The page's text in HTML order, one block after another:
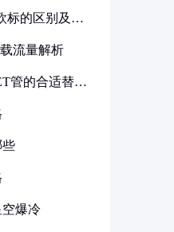
标的区别及其
流量解析
管的合适替代
爆冷